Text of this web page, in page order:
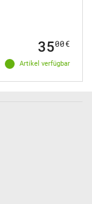
Artikel verfügbar
3500€